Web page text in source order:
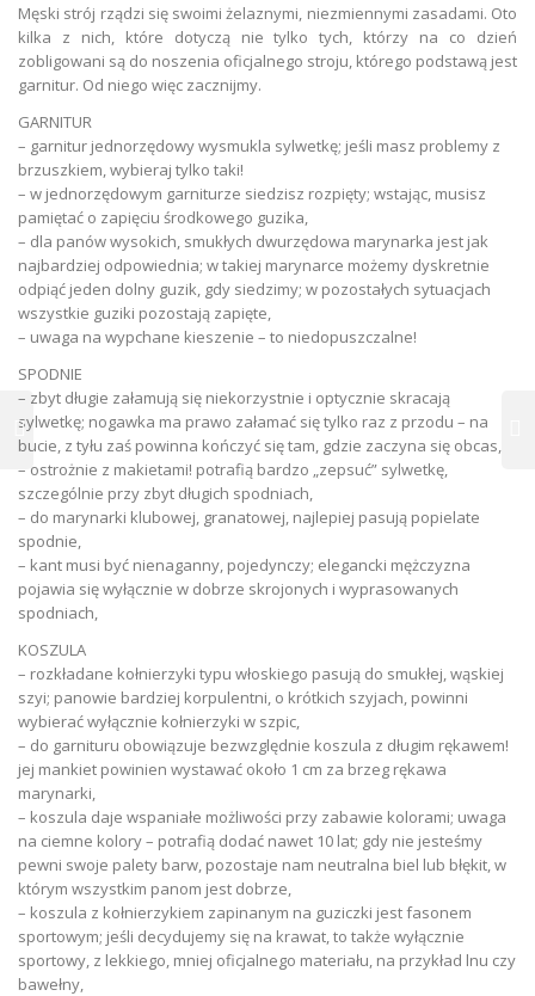
Męski strój rządzi się swoimi żelaznymi, niezmiennymi zasadami. Oto
kilka z nich, które dotyczą nie tylko tych, którzy na co dzień
zobligowani są do noszenia oficjalnego stroju, którego podstawą jest
garnitur. Od niego więc zacznijmy.
GARNITUR
– garnitur jednorzędowy wysmukla sylwetkę; jeśli masz problemy z
brzuszkiem, wybieraj tylko taki!
– w jednorzędowym garniturze siedzisz rozpięty; wstając, musisz
pamiętać o zapięciu środkowego guzika,
– dla panów wysokich, smukłych dwurzędowa marynarka jest jak
najbardziej odpowiednia; w takiej marynarce możemy dyskretnie
odpiąć jeden dolny guzik, gdy siedzimy; w pozostałych sytuacjach
wszystkie guziki pozostają zapięte,
– uwaga na wypchane kieszenie – to niedopuszczalne!
SPODNIE
– zbyt długie załamują się niekorzystnie i optycznie skracają
sylwetkę; nogawka ma prawo załamać się tylko raz z przodu – na
bucie, z tyłu zaś powinna kończyć się tam, gdzie zaczyna się obcas,
– ostrożnie z makietami! potrafią bardzo „zepsuć” sylwetkę,
szczególnie przy zbyt długich spodniach,
– do marynarki klubowej, granatowej, najlepiej pasują popielate
spodnie,
– kant musi być nienaganny, pojedynczy; elegancki mężczyzna
pojawia się wyłącznie w dobrze skrojonych i wyprasowanych
spodniach,
KOSZULA
– rozkładane kołnierzyki typu włoskiego pasują do smukłej, wąskiej
szyi; panowie bardziej korpulentni, o krótkich szyjach, powinni
wybierać wyłącznie kołnierzyki w szpic,
– do garnituru obowiązuje bezwzględnie koszula z długim rękawem!
jej mankiet powinien wystawać około 1 cm za brzeg rękawa
marynarki,
– koszula daje wspaniałe możliwości przy zabawie kolorami; uwaga
na ciemne kolory – potrafią dodać nawet 10 lat; gdy nie jesteśmy
pewni swoje palety barw, pozostaje nam neutralna biel lub błękit, w
którym wszystkim panom jest dobrze,
– koszula z kołnierzykiem zapinanym na guziczki jest fasonem
sportowym; jeśli decydujemy się na krawat, to także wyłącznie
sportowy, z lekkiego, mniej oficjalnego materiału, na przykład lnu czy
bawełny,